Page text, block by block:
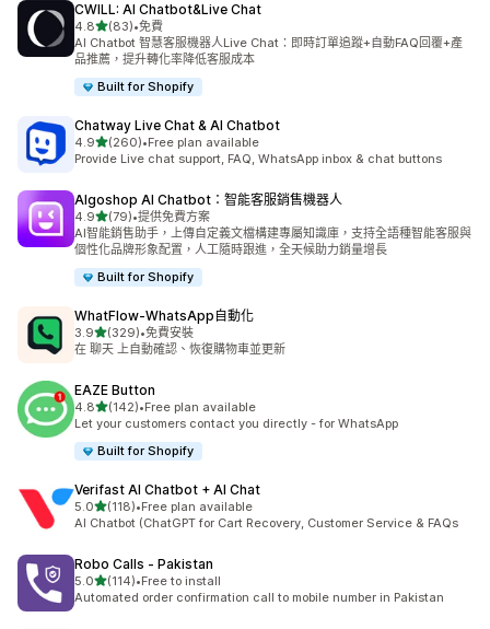
CWILL: AI Chatbot&Live Chat
4.8滿分 5 顆星
(83)
共有 83 則評價
•免費
AI Chatbot 智慧客服機器人Live Chat：即時訂單追蹤+自動FAQ回覆+產
品推薦，提升轉化率降低客服成本
Built for Shopify
Chatway Live Chat & AI Chatbot
4.9滿分 5 顆星
(260)
共有 260 則評價
•Free plan available
Provide Live chat support, FAQ, WhatsApp inbox & chat buttons
Algoshop AI Chatbot：智能客服銷售機器人
4.9滿分 5 顆星
(79)
共有 79 則評價
•提供免費方案
AI智能銷售助手，上傳自定義文檔構建專屬知識庫，支持全語種智能客服與
個性化品牌形象配置，人工隨時跟進，全天候助力銷量增長
Built for Shopify
WhatFlow‑WhatsApp自動化
3.9滿分 5 顆星
(329)
共有 329 則評價
•免費安裝
在 聊天 上自動確認、恢復購物車並更新
EAZE Button
4.8滿分 5 顆星
(142)
共有 142 則評價
•Free plan available
Let your customers contact you directly - for WhatsApp
Built for Shopify
Verifast AI Chatbot + AI Chat
5.0滿分 5 顆星
(118)
共有 118 則評價
•Free plan available
AI Chatbot (ChatGPT for Cart Recovery, Customer Service & FAQs
Robo Calls ‑ Pakistan
5.0滿分 5 顆星
(114)
共有 114 則評價
•Free to install
Automated order confirmation call to mobile number in Pakistan